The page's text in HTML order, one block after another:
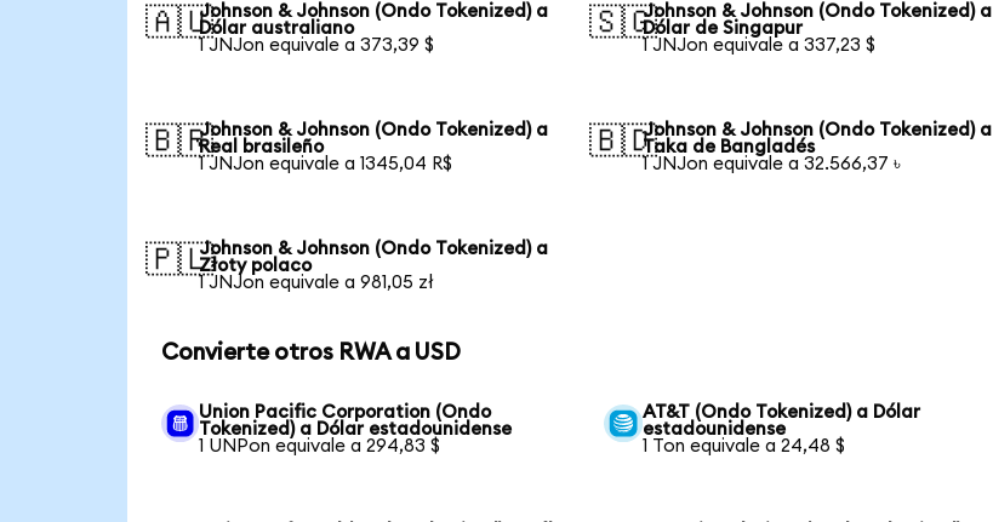
🇦🇺Johnson & Johnson (Ondo Tokenized) a
Dólar australiano
1 JNJon equivale a 373,39 $
🇸🇬Johnson & Johnson (Ondo Tokenized) a
Dólar de Singapur
1 JNJon equivale a 337,23 $
🇧🇷Johnson & Johnson (Ondo Tokenized) a
Real brasileño
1 JNJon equivale a 1345,04 R$
🇧🇩Johnson & Johnson (Ondo Tokenized) a
Taka de Bangladés
1 JNJon equivale a 32.566,37 ৳
🇵🇱Johnson & Johnson (Ondo Tokenized) a
Złoty polaco
1 JNJon equivale a 981,05 zł
Convierte otros RWA a USD
Union Pacific Corporation (Ondo
Tokenized) a Dólar estadounidense
1 UNPon equivale a 294,83 $
AT&T (Ondo Tokenized) a Dólar
estadounidense
1 Ton equivale a 24,48 $